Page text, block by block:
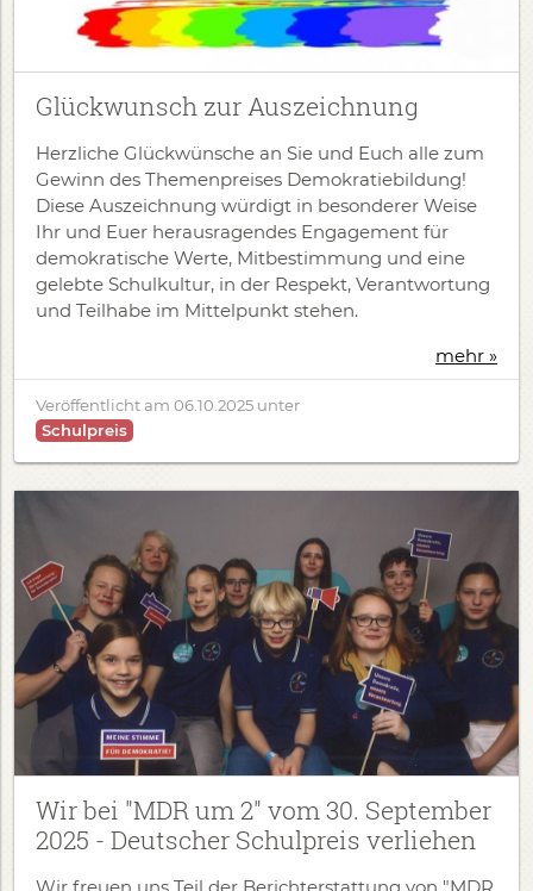
Glückwunsch zur Auszeichnung
Herzliche Glückwünsche an Sie und Euch alle zum
Gewinn des Themenpreises Demokratiebildung!
Diese Auszeichnung würdigt in besonderer Weise
Ihr und Euer herausragendes Engagement für
demokratische Werte, Mitbestimmung und eine
gelebte Schulkultur, in der Respekt, Verantwortung
und Teilhabe im Mittelpunkt stehen.
mehr »
Veröffentlicht am 06.10.2025 unter
Schulpreis
Wir bei "MDR um 2" vom 30. September
2025 - Deutscher Schulpreis verliehen
​Wir freuen uns Teil der Berichterstattung von "MDR